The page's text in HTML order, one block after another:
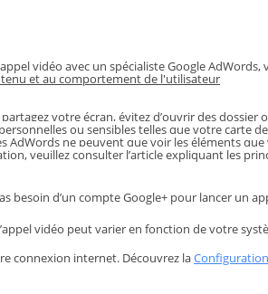
vidéo avec un spécialiste Google AdWords,
et au comportement de l'utilisateur
votre écran, évitez d’ouvrir des dossier
ou sensibles telles que votre carte
AdWords ne peuvent que voir les éléments
veuillez consulter l’article expliquant les
besoin d’un compte Google+ pour lancer un
vidéo peut varier en fonction de votre
connexion internet. Découvrez la